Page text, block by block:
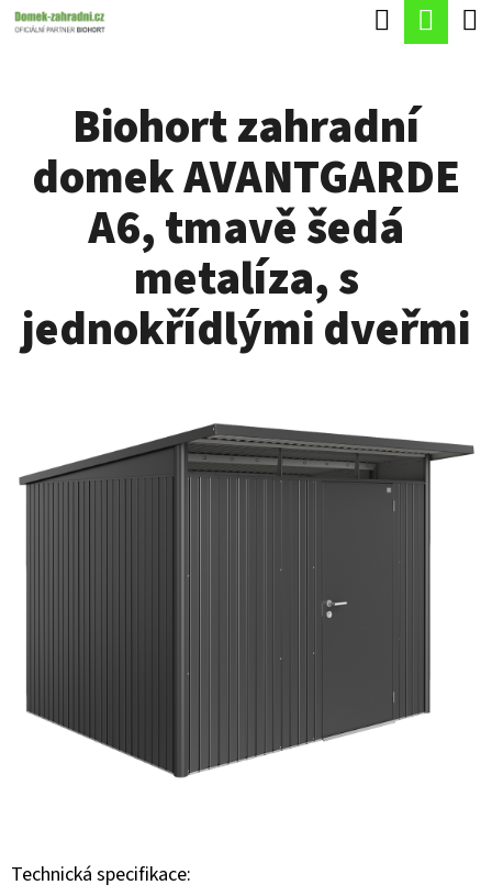
Přejít
Hledat
Biohort zahradní
domek AVANTGARDE
A6, tmavě šedá
metalíza, s
jednokřídlými dveřmi
Technická specifikace:
K
Ř
E
J
E
J